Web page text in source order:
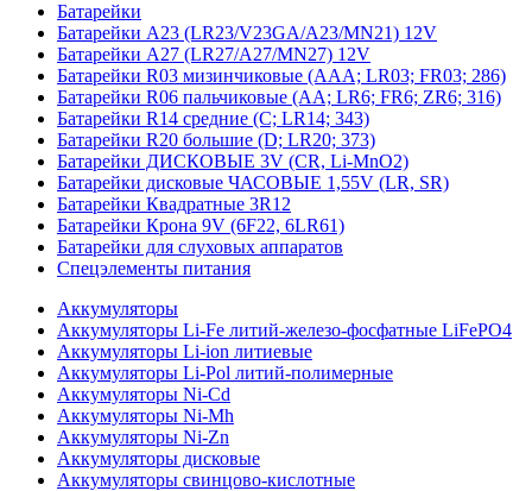
Батарейки
Батарейки A23 (LR23/V23GA/A23/MN21) 12V
Батарейки A27 (LR27/A27/MN27) 12V
Батарейки R03 мизинчиковые (AAA; LR03; FR03; 286)
Батарейки R06 пальчиковые (AA; LR6; FR6; ZR6; 316)
Батарейки R14 средние (C; LR14; 343)
Батарейки R20 большие (D; LR20; 373)
Батарейки ДИСКОВЫЕ 3V (CR, Li-MnO2)
Батарейки дисковые ЧАСОВЫЕ 1,55V (LR, SR)
Батарейки Квадратные 3R12
Батарейки Крона 9V (6F22, 6LR61)
Батарейки для слуховых аппаратов
Спецэлементы питания
Аккумуляторы
Аккумуляторы Li-Fe литий-железо-фосфатные LiFePO4
Аккумуляторы Li-ion литиевые
Аккумуляторы Li-Pol литий-полимерные
Аккумуляторы Ni-Cd
Аккумуляторы Ni-Mh
Аккумуляторы Ni-Zn
Аккумуляторы дисковые
Аккумуляторы свинцово-кислотные